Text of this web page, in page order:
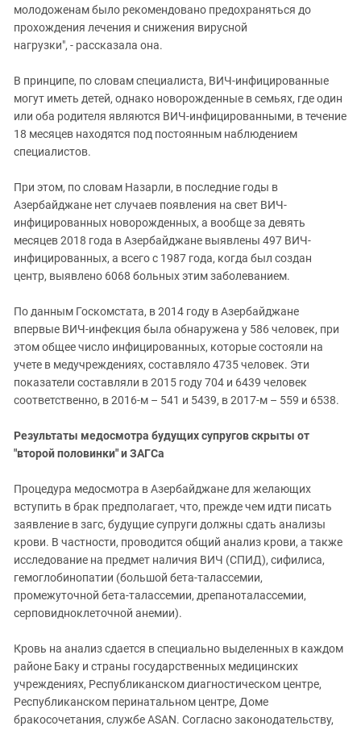
молодоженам было рекомендовано предохраняться до
прохождения лечения и снижения вирусной
нагрузки", - рассказала она.
В принципе, по словам специалиста, ВИЧ-инфицированные
могут иметь детей, однако новорожденные в семьях, где один
или оба родителя являются ВИЧ-инфицированными, в течение
18 месяцев находятся под постоянным наблюдением
специалистов.
При этом, по словам Назарли, в последние годы в
Азербайджане нет случаев появления на свет ВИЧ-
инфицированных новорожденных, а вообще за девять
месяцев 2018 года в Азербайджане выявлены 497 ВИЧ-
инфицированных, а всего с 1987 года, когда был создан
центр, выявлено 6068 больных этим заболеванием.
По данным Госкомстата, в 2014 году в Азербайджане
впервые ВИЧ-инфекция была обнаружена у 586 человек, при
этом общее число инфицированных, которые состояли на
учете в медучреждениях, составляло 4735 человек. Эти
показатели составляли в 2015 году 704 и 6439 человек
соответственно, в 2016-м – 541 и 5439, в 2017-м – 559 и 6538.
Результаты медосмотра будущих супругов скрыты от
"второй половинки" и ЗАГСа
Процедура медосмотра в Азербайджане для желающих
вступить в брак предполагает, что, прежде чем идти писать
заявление в загс, будущие супруги должны сдать анализы
крови. В частности, проводится общий анализ крови, а также
исследование на предмет наличия ВИЧ (СПИД), сифилиса,
гемоглобинопатии (большой бета-талассемии,
промежуточной бета-талассемии, дрепаноталассемии,
серповидноклеточной анемии).
Кровь на анализ сдается в специально выделенных в каждом
районе Баку и страны государственных медицинских
учреждениях, Республиканском диагностическом центре,
Республиканском перинатальном центре, Доме
бракосочетания, службе ASAN. Согласно законодательству,